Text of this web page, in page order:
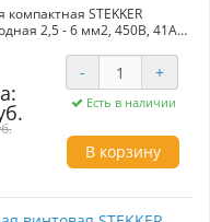
STEKKER
2,5 - 6 мм2, 450В, 41А,
провода одножильный,
температура
- 25...+40°С
- +
Есть в наличии
В корзину